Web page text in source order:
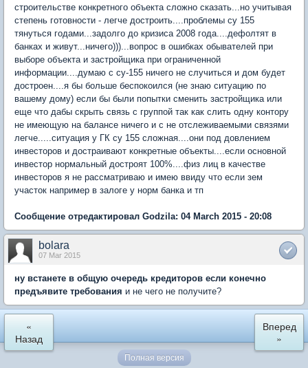
строительстве конкретного объекта сложно сказать...но учитывая
степень готовности - легче достроить....проблемы су 155
тянуться годами...задолго до кризиса 2008 года....дефолтят в
банках и живут...ничего)))...вопрос в ошибках обывателей при
выборе объекта и застройщика при ограниченной
информации....думаю с су-155 ничего не случиться и дом будет
достроен....я бы больше беспокоился (не знаю ситуацию по
вашему дому) если бы были попытки сменить застройщика или
еще что дабы скрыть связь с группой так как слить одну контору
не имеющую на балансе ничего и с не отслеживаемыми связями
легче.....ситуация у ГК су 155 сложная....они под довлением
инвесторов и достраивают конкретные объекты....если основной
инвестор нормальный достроят 100%....физ лиц в качестве
инвесторов я не рассматриваю и имею ввиду что если зем
участок например в залоге у норм банка и тп
Сообщение отредактировал Godzila: 04 March 2015 - 20:08
bolara
07 Mar 2015
ну встанете в общую очередь кредиторов если конечно
предъявите требования и не чего не получите?
«
Назад
Вперед
»
Полная версия